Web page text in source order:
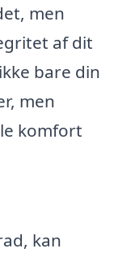
men
af dit
bare din
men
komfort
kan